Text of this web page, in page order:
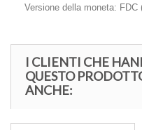
Versione della moneta: FDC
I CLIENTI CHE
QUESTO
ANCHE: